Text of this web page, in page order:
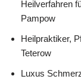
Heilverfahren
Pampow
Heilpraktiker,
Teterow
Luxus